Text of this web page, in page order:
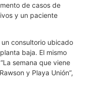
de casos de
y un paciente
consultorio ubicado
baja. El mismo
semana que viene
y Playa Unión”,